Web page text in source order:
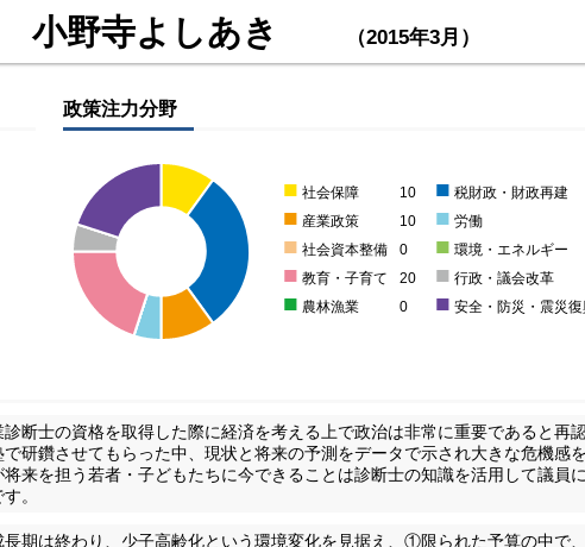
小野寺よしあき （2015年3月）
政策注力分野
■ 社会保障 10 ■ 税財政・財政再建
■ 産業政策 10 ■ 労働
■ 社会資本整備 0 ■ 環境・エネルギー
■ 教育・子育て 20 ■ 行政・議会改革
■ 農林漁業 0 ■ 安全・防災・震災
断士の資格を取得した際に経済を考える上で政治は非常に重要であると再
で研鑽させてもらった中、現状と将来の予測をデータで示され大きな危機感
将来を担う若者・子どもたちに今できることは診断士の知識を活用して議員
。
長期は終わり、少子高齢化という環境変化を見据え、①限られた予算の中で